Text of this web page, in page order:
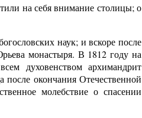
на себя внимание столицы; о
наук; и вскоре после
монастыря. В 1812 году на
духовенством архимандрит
окончания Отечественной
молебствие о спасении